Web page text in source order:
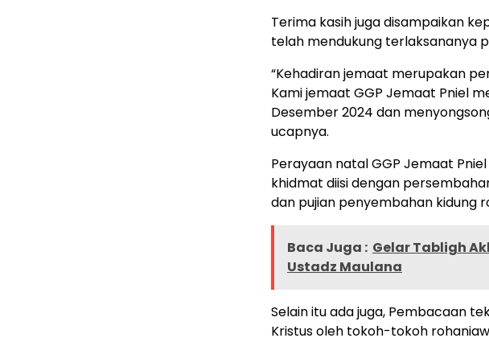
Terima kasih juga disampaikan
telah mendukung terlaksananya
“Kehadiran jemaat merupakan
Kami jemaat GGP Jemaat Pniel
Desember 2024 dan
ucapnya.
Perayaan natal GGP Jemaat
khidmat diisi dengan
dan pujian penyembahan kidung
Baca Juga : Gelar Tabligh
Ustadz Maulana
Selain itu ada juga, Pembacaan
Kristus oleh tokoh-tokoh